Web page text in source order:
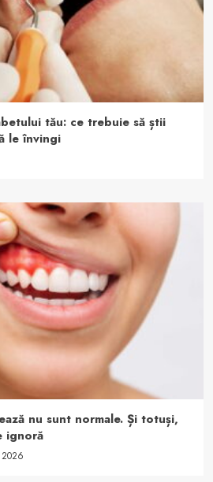
tău: ce trebuie să știi
le învingi
nu sunt normale. Și totuși,
ignoră